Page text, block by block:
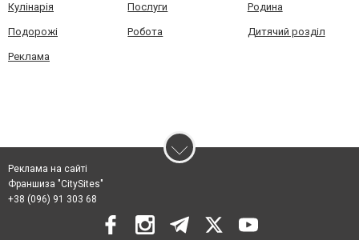
Кулінарія Послуги Родина
Подорожі Робота Дитячий розділ
Реклама
Реклама на сайті
Франшиза "CitySites"
+38 (096) 91 303 68